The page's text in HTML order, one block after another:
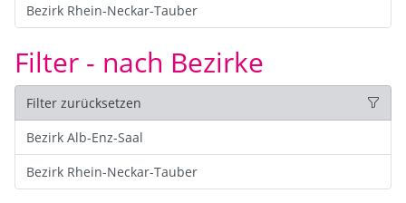
Bezirk Rhein-Neckar-Tauber
Filter - nach Bezirke
Filter zurücksetzen
Bezirk Alb-Enz-Saal
Bezirk Rhein-Neckar-Tauber